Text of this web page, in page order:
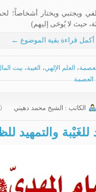
ويجتبي ويختار أشخاصاً؛
حيث لا يُوحَى إليهم)
أكمل قراءة بقية الموضوع ←
، العلم الإلهي، الغيبة، بيت
الكاتب : الشیخ محمد دهیني
والتمهيد